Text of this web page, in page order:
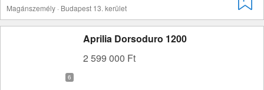
Magánszemély · Budapest 13. kerület
Aprilia Dorsoduro 1200
2 599 000 Ft